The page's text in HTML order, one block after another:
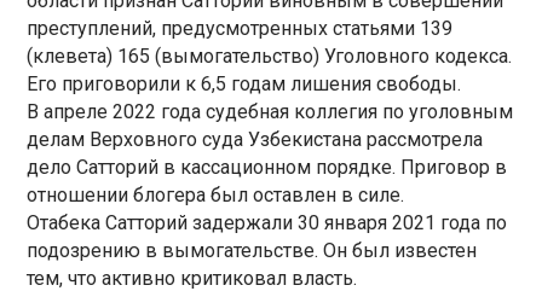
преступлений, предусмотренных статьями 139
(клевета) 165 (вымогательство) Уголовного кодекса.
Его приговорили к 6,5 годам лишения свободы.
В апреле 2022 года судебная коллегия по уголовным
делам Верховного суда Узбекистана рассмотрела
дело Сатторий в кассационном порядке. Приговор в
отношении блогера был оставлен в силе.
Отабека Сатторий задержали 30 января 2021 года по
подозрению в вымогательстве. Он был известен
тем, что активно критиковал власть.